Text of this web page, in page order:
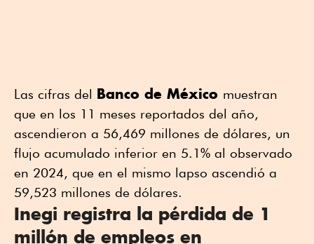
Las cifras del Banco de México muestran
que en los 11 meses reportados del año,
ascendieron a 56,469 millones de dólares, un
flujo acumulado inferior en 5.1% al observado
en 2024, que en el mismo lapso ascendió a
59,523 millones de dólares.
Inegi registra la pérdida de 1
millón de empleos en